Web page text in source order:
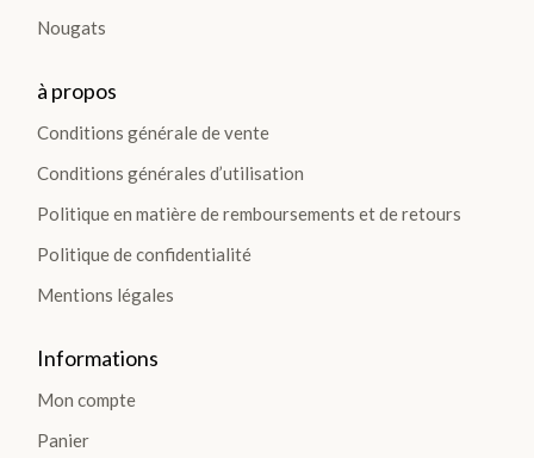
Nougats
à propos
Conditions générale de vente
Conditions générales d’utilisation
Politique en matière de remboursements et de retours
Politique de confidentialité
Mentions légales
Informations
Mon compte
Panier